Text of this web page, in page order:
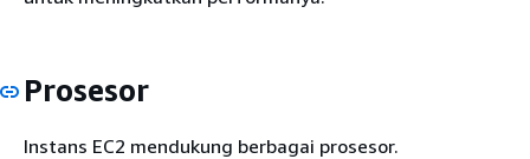
Prosesor
Instans EC2 mendukung berbagai prosesor.